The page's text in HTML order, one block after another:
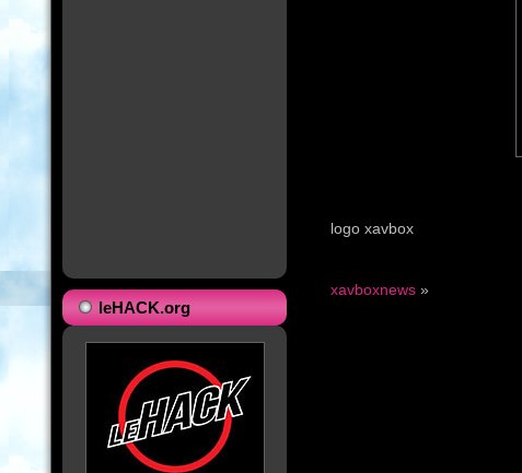
leHACK.org
logo xavbox
xavboxnews »